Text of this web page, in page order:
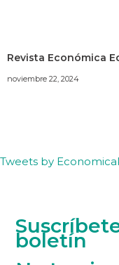
Revista Económica
noviembre 22, 2024
Tweets by
boletín